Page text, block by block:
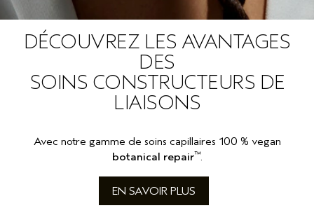
DÉCOUVREZ LES AVANTAGES
DES
SOINS CONSTRUCTEURS DE
LIAISONS
Avec notre gamme de soins capillaires 100 % vegan
botanical repair™.
EN SAVOIR PLUS